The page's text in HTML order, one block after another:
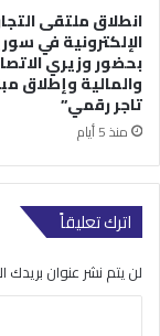
انطلاق ملتقى
بحضور وزيري
تاجر رقمي”
منذ 5 أيام
اترك تعليقاً
لن يتم نشر عنوان بريدك